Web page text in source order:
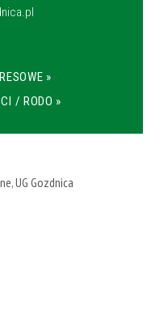
»
/ RODO »
UG Gozdnica